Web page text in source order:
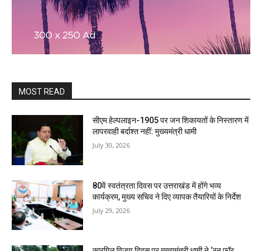
MOST READ
सीएम हेल्पलाइन-1905 पर जन शिकायतों के निस्तारण में
लापरवाही बर्दाश्त नहीं: मुख्यमंत्री धामी
July 30, 2026
80वें स्वतंत्रता दिवस पर उत्तराखंड में होंगे भव्य
कार्यक्रम, मुख्य सचिव ने दिए व्यापक तैयारियों के निर्देश
July 29, 2026